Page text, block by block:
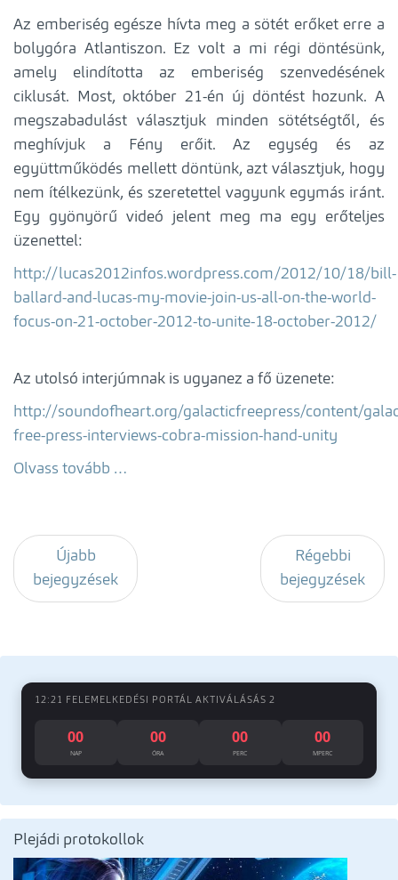
Az emberiség egésze hívta meg a sötét erőket erre a
bolygóra Atlantiszon. Ez volt a mi régi döntésünk,
amely elindította az emberiség szenvedésének
ciklusát. Most, október 21-én új döntést hozunk. A
megszabadulást választjuk minden sötétségtől, és
meghívjuk a Fény erőit. Az egység és az
együttműködés mellett döntünk, azt választjuk, hogy
nem ítélkezünk, és szeretettel vagyunk egymás iránt.
Egy gyönyörű videó jelent meg ma egy erőteljes
üzenettel:
http://lucas2012infos.wordpress.com/2012/10/18/bill-
ballard-and-lucas-my-movie-join-us-all-on-the-world-
focus-on-21-october-2012-to-unite-18-october-2012/
Az utolsó interjúmnak is ugyanez a fő üzenete:
http://soundofheart.org/galacticfreepress/content/
free-press-interviews-cobra-mission-hand-unity
Olvass tovább …
Újabb
bejegyzések
Régebbi
bejegyzések
12:21 FELEMELKEDÉSI PORTÁL AKTIVÁLÁSÁS 2
00
NAP
00
ÓRA
00
PERC
00
MPERC
Plejádi protokollok